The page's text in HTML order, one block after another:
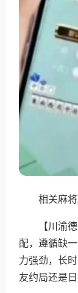
相关麻
【川渝
配，遵循缺
力强劲，长
友约局还是